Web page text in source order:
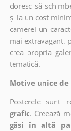
doresc să
și la un cost
camerei un
mai extravagant,
crea propria
tematică.
Motive unice de
Posterele sunt
grafic. Creează
găsi în altă